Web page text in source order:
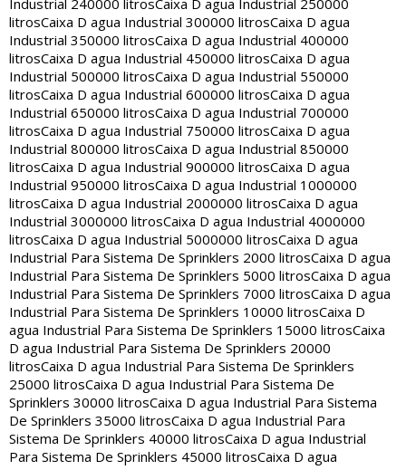
Industrial 240000 litrosCaixa D agua Industrial 250000
litrosCaixa D agua Industrial 300000 litrosCaixa D agua
Industrial 350000 litrosCaixa D agua Industrial 400000
litrosCaixa D agua Industrial 450000 litrosCaixa D agua
Industrial 500000 litrosCaixa D agua Industrial 550000
litrosCaixa D agua Industrial 600000 litrosCaixa D agua
Industrial 650000 litrosCaixa D agua Industrial 700000
litrosCaixa D agua Industrial 750000 litrosCaixa D agua
Industrial 800000 litrosCaixa D agua Industrial 850000
litrosCaixa D agua Industrial 900000 litrosCaixa D agua
Industrial 950000 litrosCaixa D agua Industrial 1000000
litrosCaixa D agua Industrial 2000000 litrosCaixa D agua
Industrial 3000000 litrosCaixa D agua Industrial 4000000
litrosCaixa D agua Industrial 5000000 litrosCaixa D agua
Industrial Para Sistema De Sprinklers 2000 litrosCaixa D agua
Industrial Para Sistema De Sprinklers 5000 litrosCaixa D agua
Industrial Para Sistema De Sprinklers 7000 litrosCaixa D agua
Industrial Para Sistema De Sprinklers 10000 litrosCaixa D
agua Industrial Para Sistema De Sprinklers 15000 litrosCaixa
D agua Industrial Para Sistema De Sprinklers 20000
litrosCaixa D agua Industrial Para Sistema De Sprinklers
25000 litrosCaixa D agua Industrial Para Sistema De
Sprinklers 30000 litrosCaixa D agua Industrial Para Sistema
De Sprinklers 35000 litrosCaixa D agua Industrial Para
Sistema De Sprinklers 40000 litrosCaixa D agua Industrial
Para Sistema De Sprinklers 45000 litrosCaixa D agua